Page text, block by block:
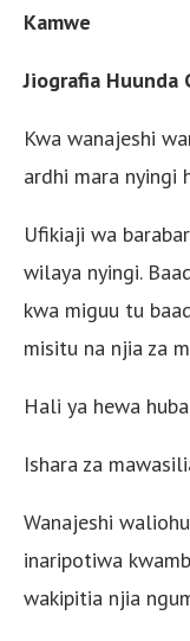
Kamwe
Jiografia Huunda
Kwa wanajeshi
ardhi mara nyingi
Ufikiaji wa
wilaya nyingi.
kwa miguu tu
misitu na njia za
Hali ya hewa
Ishara za
Wanajeshi
inaripotiwa
wakipitia njia